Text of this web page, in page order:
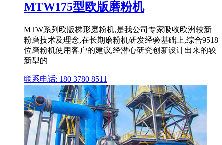
MTW175型欧版磨粉机
MTW系列欧版梯形磨粉机,是我公司专家吸收欧洲较新
粉磨技术及理念,在长期磨粉机研发经验基础上,综合9518
位磨粉机使用客户的建议,经潜心研究创新设计出来的较
新型的
联系电话: 180 3780 8511